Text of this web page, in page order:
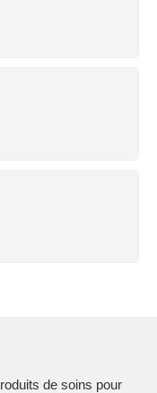
de soins pour